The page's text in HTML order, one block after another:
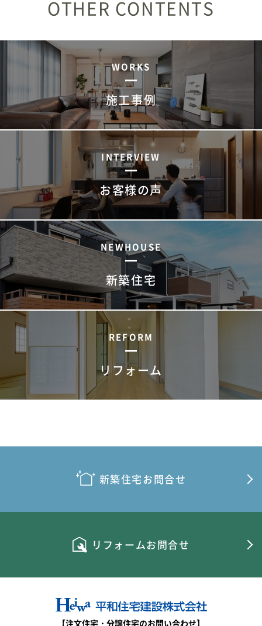
OTHER CONTENTS
WORKS
施工事例
INTERVIEW
お客様の声
NEWHOUSE
新築住宅
REFORM
リフォーム
新築住宅お問合せ
リフォームお問合せ
【注文住宅・分譲住宅のお問い合わせ】